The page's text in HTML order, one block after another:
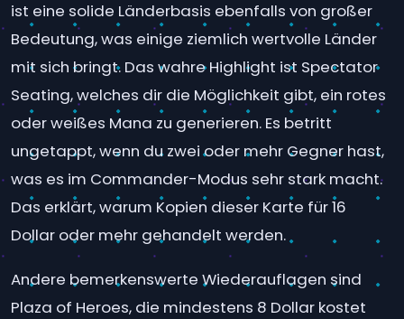
ist eine solide Länderbasis ebenfalls von großer
Bedeutung, was einige ziemlich wertvolle Länder
mit sich bringt. Das wahre Highlight ist Spectator
Seating, welches dir die Möglichkeit gibt, ein rotes
oder weißes Mana zu generieren. Es betritt
ungetappt, wenn du zwei oder mehr Gegner hast,
was es im Commander-Modus sehr stark macht.
Das erklärt, warum Kopien dieser Karte für 16
Dollar oder mehr gehandelt werden.
Andere bemerkenswerte Wiederauflagen sind
Plaza of Heroes, die mindestens 8 Dollar kostet